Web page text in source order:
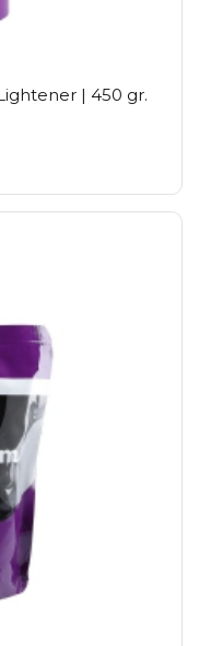
| 450 gr.